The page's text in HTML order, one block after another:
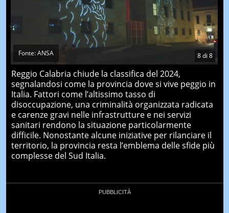
8di 8
Fonte: ANSA
Reggio Calabria chiude la classifica del 2024,
segnalandosi come la provincia dove si vive peggio in
Italia. Fattori come l’altissimo tasso di
disoccupazione, una criminalità organizzata radicata
e carenze gravi nelle infrastrutture e nei servizi
sanitari rendono la situazione particolarmente
difficile. Nonostante alcune iniziative per rilanciare il
territorio, la provincia resta l’emblema delle sfide più
complesse del Sud Italia.